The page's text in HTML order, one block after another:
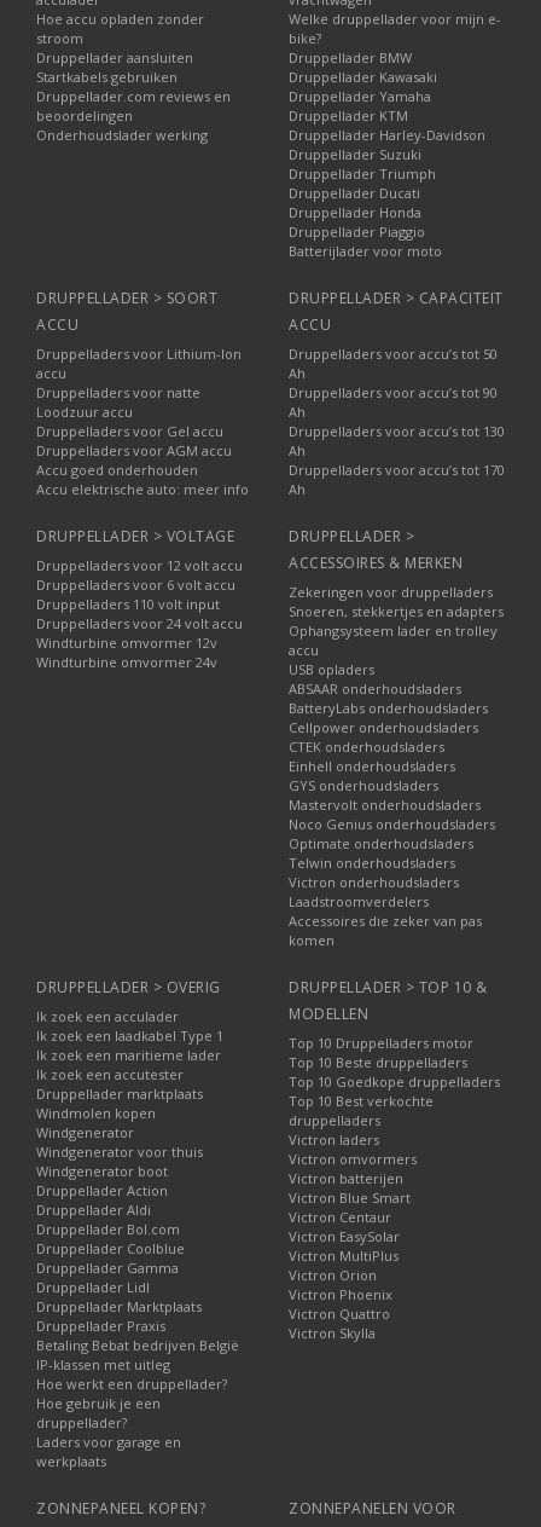
Hoe accu opladen zonder
stroom
Druppellader aansluiten
Startkabels gebruiken
Druppellader.com reviews en
beoordelingen
Onderhoudslader werking
Welke druppellader voor mijn e-
bike?
Druppellader BMW
Druppellader Kawasaki
Druppellader Yamaha
Druppellader KTM
Druppellader Harley-Davidson
Druppellader Suzuki
Druppellader Triumph
Druppellader Ducati
Druppellader Honda
Druppellader Piaggio
Batterijlader voor moto
DRUPPELLADER > SOORT
ACCU
Druppelladers voor Lithium-Ion
accu
Druppelladers voor natte
Loodzuur accu
Druppelladers voor Gel accu
Druppelladers voor AGM accu
Accu goed onderhouden
Accu elektrische auto: meer info
DRUPPELLADER > CAPACITEIT
ACCU
Druppelladers voor accu’s tot 50
Ah
Druppelladers voor accu’s tot 90
Ah
Druppelladers voor accu’s tot 130
Ah
Druppelladers voor accu’s tot 170
Ah
DRUPPELLADER > VOLTAGE
Druppelladers voor 12 volt accu
Druppelladers voor 6 volt accu
Druppelladers 110 volt input
Druppelladers voor 24 volt accu
Windturbine omvormer 12v
Windturbine omvormer 24v
DRUPPELLADER >
ACCESSOIRES & MERKEN
Zekeringen voor druppelladers
Snoeren, stekkertjes en adapters
Ophangsysteem lader en trolley
accu
USB opladers
ABSAAR onderhoudsladers
BatteryLabs onderhoudsladers
Cellpower onderhoudsladers
CTEK onderhoudsladers
Einhell onderhoudsladers
GYS onderhoudsladers
Mastervolt onderhoudsladers
Noco Genius onderhoudsladers
Optimate onderhoudsladers
Telwin onderhoudsladers
Victron onderhoudsladers
Laadstroomverdelers
Accessoires die zeker van pas
komen
DRUPPELLADER > OVERIG
Ik zoek een acculader
Ik zoek een laadkabel Type 1
Ik zoek een maritieme lader
Ik zoek een accutester
Druppellader marktplaats
Windmolen kopen
Windgenerator
Windgenerator voor thuis
Windgenerator boot
Druppellader Action
Druppellader Aldi
Druppellader Bol.com
Druppellader Coolblue
Druppellader Gamma
Druppellader Lidl
Druppellader Marktplaats
Druppellader Praxis
Betaling Bebat bedrijven België
IP-klassen met uitleg
Hoe werkt een druppellader?
Hoe gebruik je een
druppellader?
Laders voor garage en
werkplaats
DRUPPELLADER > TOP 10 &
MODELLEN
Top 10 Druppelladers motor
Top 10 Beste druppelladers
Top 10 Goedkope druppelladers
Top 10 Best verkochte
druppelladers
Victron laders
Victron omvormers
Victron batterijen
Victron Blue Smart
Victron Centaur
Victron EasySolar
Victron MultiPlus
Victron Orion
Victron Phoenix
Victron Quattro
Victron Skylla
ZONNEPANEEL KOPEN? ZONNEPANELEN VOOR